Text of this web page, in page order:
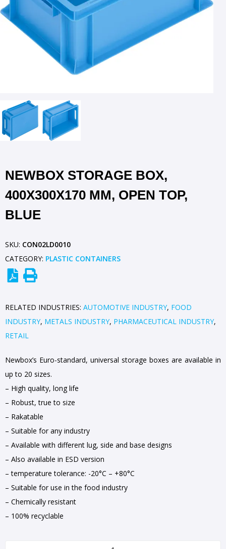
NEWBOX STORAGE BOX,
400X300X170 MM, OPEN TOP,
BLUE
SKU: CON02LD0010
CATEGORY: PLASTIC CONTAINERS
RELATED INDUSTRIES: AUTOMOTIVE INDUSTRY, FOOD
INDUSTRY, METALS INDUSTRY, PHARMACEUTICAL INDUSTRY,
RETAIL
Newbox’s Euro-standard, universal storage boxes are available in
up to 20 sizes.
– High quality, long life
– Robust, true to size
– Rakatable
– Suitable for any industry
– Available with different lug, side and base designs
– Also available in ESD version
– temperature tolerance: -20°C – +80°C
– Suitable for use in the food industry
– Chemically resistant
– 100% recyclable